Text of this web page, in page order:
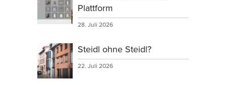
Plattform
28. Juli 2026
Steidl ohne Steidl?
22. Juli 2026